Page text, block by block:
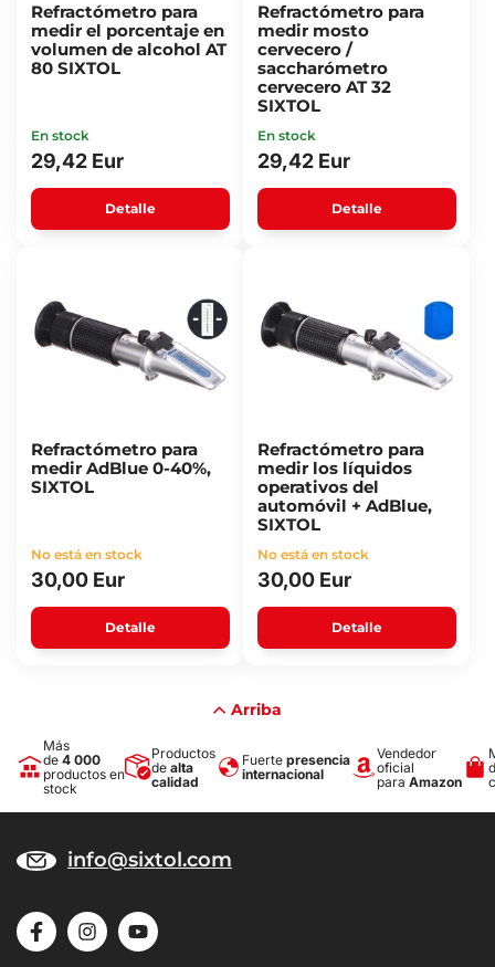
Refractómetro para
medir el porcentaje en
volumen de alcohol AT
80 SIXTOL
En stock
29,42 Eur
Detalle
Refractómetro para
medir mosto
cervecero /
saccharómetro
cervecero AT 32
SIXTOL
En stock
29,42 Eur
Detalle
Refractómetro para
medir AdBlue 0-40%,
SIXTOL
No está en stock
30,00 Eur
Detalle
Refractómetro para
medir los líquidos
operativos del
automóvil + AdBlue,
SIXTOL
No está en stock
30,00 Eur
Detalle
Arriba
Más
de 4 000
productos en
stock
Productos
de alta
calidad
Fuerte presencia
internacional
Vendedor
oficial
para Amazon
info@sixtol.com